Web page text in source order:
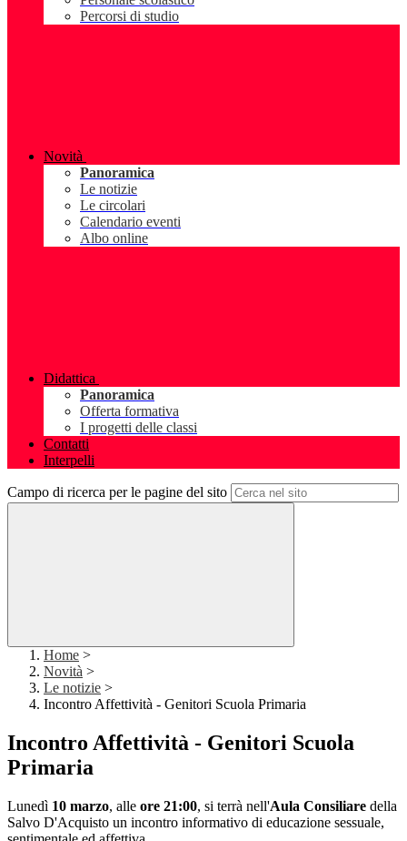
Percorsi di studio
Novità
Panoramica
Le notizie
Le circolari
Calendario eventi
Albo online
Didattica
Panoramica
Offerta formativa
I progetti delle classi
Contatti
Interpelli
Campo di ricerca per le pagine del sito
Home >
Novità >
Le notizie >
Incontro Affettività - Genitori Scuola Primaria
Incontro Affettività - Genitori Scuola
Primaria
Lunedì 10 marzo, alle ore 21:00, si terrà nell'Aula Consiliare della
Salvo D'Acquisto un incontro informativo di educazione sessuale,